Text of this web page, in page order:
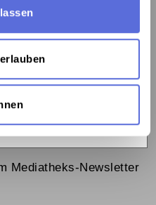
und Veranstaltungen
Nachname
Mediatheks-Newsletter